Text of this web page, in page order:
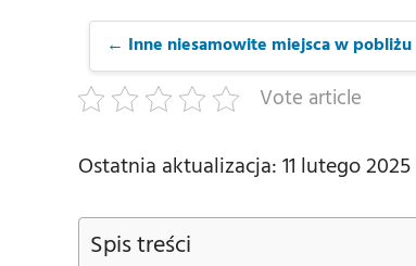
← Inne niesamowite miejsca w pobliżu
Vote article
Ostatnia aktualizacja: 11 lutego 2025
Spis treści